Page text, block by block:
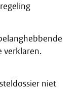
verklaren.
niet